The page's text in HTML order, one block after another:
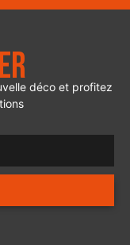
déco et profitez